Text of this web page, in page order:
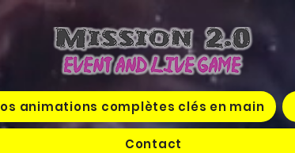
animations complètes clés en main
Contact